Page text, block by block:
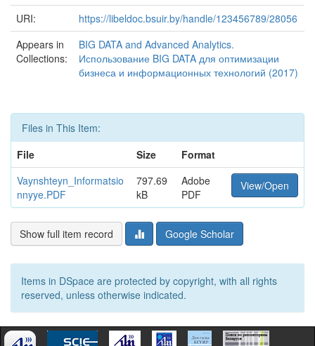
URI:
https://libeldoc.bsuir.by/handle/123456789/28056
Appears in
Collections:
BIG DATA and Advanced Analytics.
Использование BIG DATA для оптимизации
бизнеса и информационных технологий (2017)
Files in This Item:
File
Size
Format
Vaynshteyn_Informatsio
nnyye.PDF
797.69
kB
Adobe
PDF
View/Open
Show full item record Google Scholar
Items in DSpace are protected by copyright, with all rights
reserved, unless otherwise indicated.